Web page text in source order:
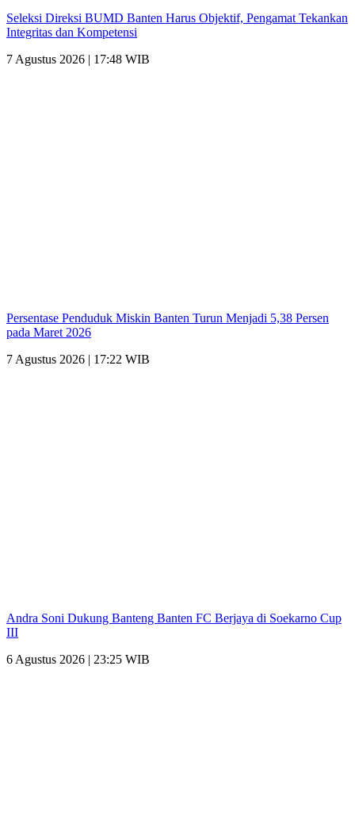
Seleksi Direksi BUMD Banten Harus Objektif, Pengamat Tekankan
Integritas dan Kompetensi
7 Agustus 2026 | 17:48 WIB
Persentase Penduduk Miskin Banten Turun Menjadi 5,38 Persen
pada Maret 2026
7 Agustus 2026 | 17:22 WIB
Andra Soni Dukung Banteng Banten FC Berjaya di Soekarno Cup
III
6 Agustus 2026 | 23:25 WIB